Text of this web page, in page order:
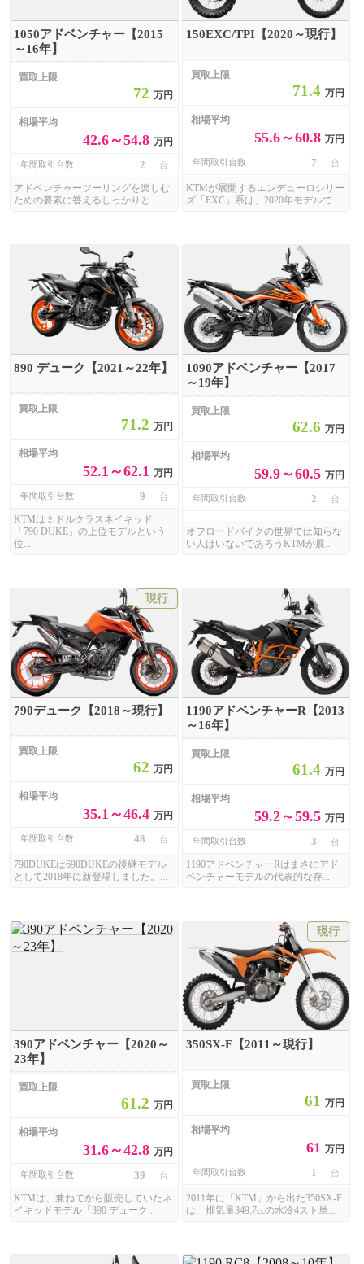
1050アドベンチャー【2015
～16年】
買取上限
72 万円
相場平均
42.6～54.8 万円
年間取引台数 2 台
アドベンチャーツーリングを楽しむ
ための要素に答えるしっかりと...
150EXC/TPI【2020～現行】
買取上限
71.4万円
相場平均
55.6～60.8万円
年間取引台数 7 台
KTMが展開するエンデューロシリー
ズ「EXC」系は、2020年モデルで...
890 デューク【2021～22年】
買取上限
71.2 万円
相場平均
52.1～62.1 万円
年間取引台数 9 台
KTMはミドルクラスネイキッド
「790 DUKE」の上位モデルという
位...
1090アドベンチャー【2017
～19年】
買取上限
62.6万円
相場平均
59.9～60.5万円
年間取引台数 2 台
オフロードバイクの世界では知らな
い人はいないであろうKTMが展...
現行
790デューク【2018～現行】
買取上限
62 万円
相場平均
35.1～46.4 万円
年間取引台数 48 台
790DUKEは690DUKEの後継モデル
として2018年に新登場しました。...
1190アドベンチャーR【2013
～16年】
買取上限
61.4万円
相場平均
59.2～59.5万円
年間取引台数 3 台
1190アドベンチャーRはまさにアド
ベンチャーモデルの代表的な存...
390アドベンチャー【2020～
23年】
買取上限
61.2 万円
相場平均
31.6～42.8 万円
年間取引台数 39 台
KTMは、兼ねてから販売していたネ
イキッドモデル「390 デューク...
現行
350SX-F【2011～現行】
買取上限
61万円
相場平均
61万円
年間取引台数 1 台
2011年に「KTM」から出た350SX-F
は、排気量349.7ccの水冷4スト単...